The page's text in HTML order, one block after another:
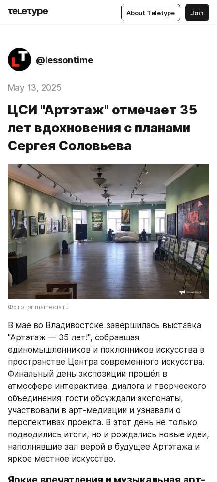
About Teletype Join
@lessontime
May 13, 2025
ЦСИ "Артэтаж" отмечает 35
лет вдохновения с планами
Сергея Соловьева
Фото: primamedia.ru
В мае во Владивостоке завершилась выставка
"Артэтаж — 35 лет!", собравшая
единомышленников и поклонников искусства в
пространстве Центра современного искусства.
Финальный день экспозиции прошёл в
атмосфере интерактива, диалога и творческого
объединения: гости обсуждали экспонаты,
участвовали в арт-медиации и узнавали о
перспективах проекта. В этот день не только
подводились итоги, но и рождались новые идеи,
наполнявшие зал верой в будущее Артэтажа и
яркое местное искусство.
Яркие впечатления и музыкальная арт-